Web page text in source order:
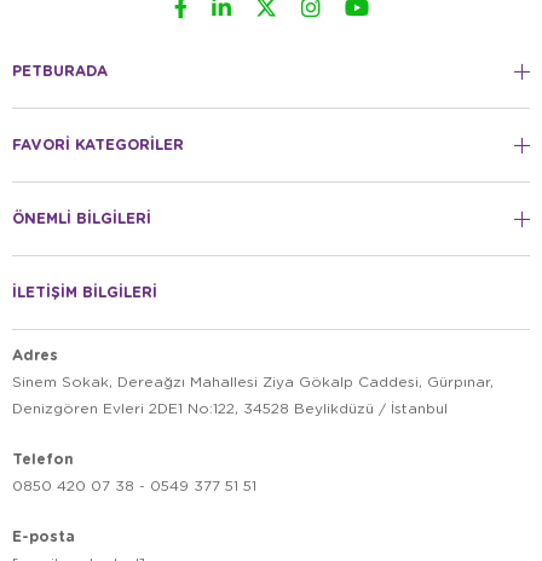
PETBURADA
FAVORİ KATEGORİLER
ÖNEMLİ BİLGİLERİ
İLETİŞİM BİLGİLERİ
Adres
Sinem Sokak, Dereağzı Mahallesi Ziya Gökalp Caddesi, Gürpınar,
Denizgören Evleri 2DE1 No:122, 34528 Beylikdüzü / İstanbul
Telefon
0850 420 07 38 - 0549 377 51 51
E-posta